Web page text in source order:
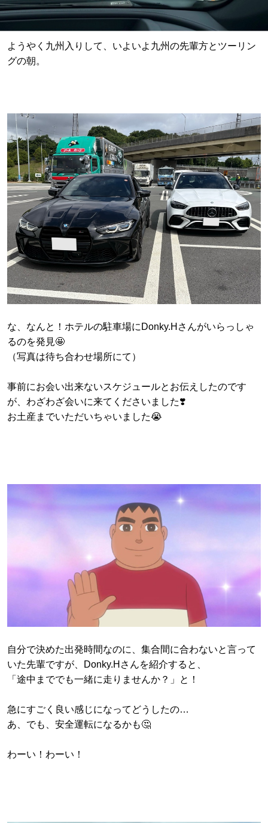
ようやく九州入りして、いよいよ九州の先輩方とツーリン
グの朝。
な、なんと！ホテルの駐車場にDonky.Hさんがいらっしゃ
るのを発見🤩
（写真は待ち合わせ場所にて）
事前にお会い出来ないスケジュールとお伝えしたのです
が、わざわざ会いに来てくださいました❣️
お土産までいただいちゃいました😭
自分で決めた出発時間なのに、集合間に合わないと言って
いた先輩ですが、Donky.Hさんを紹介すると、
「途中まででも一緒に走りませんか？」と！
急にすごく良い感じになってどうしたの…
あ、でも、安全運転になるかも🤔
わーい！わーい！